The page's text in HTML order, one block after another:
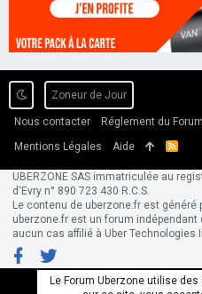
Zoneur de Jour
Nous contacter Réglement du Forum
Mentions Légales
Aide
R
S
UBERZONE SAS immatriculée au
d'Evry n° 890 723 430 R.C.S.
Le contenu de uberzone.fr est généré
uberzone.fr est un forum
aucun cas affilié à Uber Technologies
Le Forum Uberzone utilise